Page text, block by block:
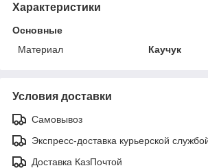
Характеристики
Основные
Материал
Каучук
Условия доставки
Самовывоз
Экспресс-доставка курьерской
Доставка КазПочтой